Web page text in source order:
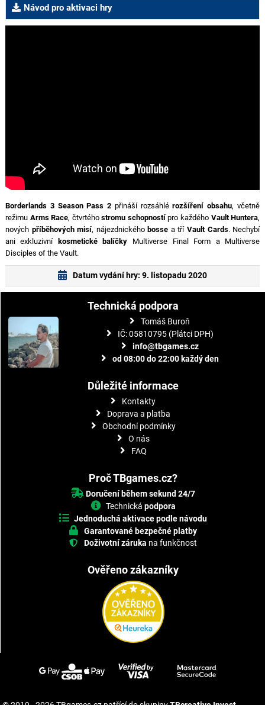
Návod pro aktivaci hry
Borderlands 3 Season Pass 2 přináší rozsáhlérozšíření obsahu, včetně
režimu Arms Race, čtvrtéhostromu schopnostípro každého Vault Huntera,
nových příběhových misí, nájezdnického bosse a tří Vault Cards. Nechybí
ani exkluzivní
kosmetické balíčky Multiverse Final Form a Multiverse
Disciples of the Vault.
Datum vydání hry: 9. listopadu 2020
Technická podpora
Tomáš Buroň
IČ: 05810795 (Plátci DPH)
info@tbgames.cz
od 08:00 do 22:00 každý den
Důležité informace
Kontakty
Doprava a platba
Obchodní podmínky
O nás
FAQ
Proč TBgames.cz?
Doručení během sekund 24/7
Technická podpora
Jednoduchá aktivace podle návodu
Garantované bezpečné platby
Doživotní záruka na funkčnost
Ověřeno zákazníky